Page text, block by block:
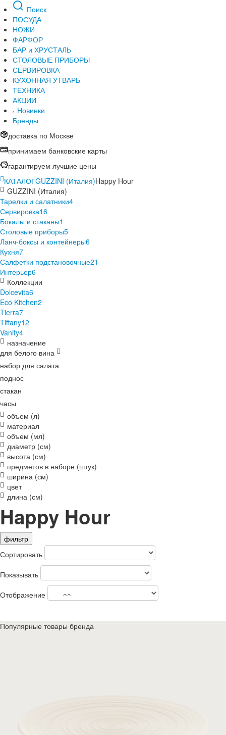
Поиск
ПОСУДА
НОЖИ
ФАРФОР
БАР и ХРУСТАЛЬ
СТОЛОВЫЕ ПРИБОРЫ
СЕРВИРОВКА
КУХОННАЯ УТВАРЬ
ТЕХНИКА
АКЦИИ
Новинки
Бренды
доставка по Москве
принимаем банковские карты
гарантируем лучшие цены
КАТАЛОГGUZZINI (Италия)Happy Hour
GUZZINI (Италия)
Тарелки и салатники4
Сервировка16
Бокалы и стаканы1
Столовые приборы5
Ланч-боксы и контейнеры6
Кухня7
Салфетки подстановочные21
Интерьер6
Коллекции
Dolcevita6
Eco Kitchen2
Tierra7
Tiffany12
Vanity4
назначение
для белого вина
набор для салата
поднос
стакан
часы
объем (л)
материал
объем (мл)
диаметр (см)
высота (см)
предметов в наборе (штук)
ширина (см)
цвет
длина (см)
Happy Hour
фильтр
Сортировать
Показывать
Отображение
Популярные товары бренда